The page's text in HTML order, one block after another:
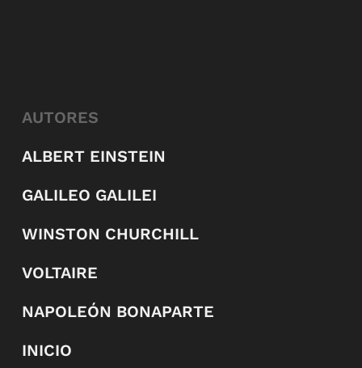
AUTORES
ALBERT EINSTEIN
GALILEO GALILEI
WINSTON CHURCHILL
VOLTAIRE
NAPOLEÓN BONAPARTE
INICIO